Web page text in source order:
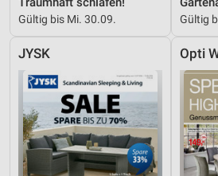
Gültig bis Mi. 30.09. Gültig
JYSK Opti